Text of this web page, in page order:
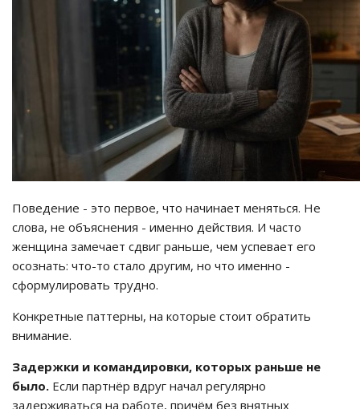
Поведение - это первое, что начинает меняться. Не
слова, не объяснения - именно действия. И часто
женщина замечает сдвиг раньше, чем успевает его
осознать: что-то стало другим, но что именно -
сформулировать трудно.
Конкретные паттерны, на которые стоит обратить
внимание.
Задержки и командировки, которых раньше не
было. Если партнёр вдруг начал регулярно
задерживаться на работе, причём без внятных